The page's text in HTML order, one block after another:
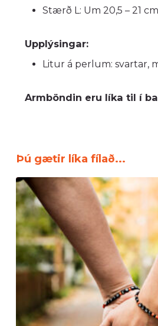
Stærð L: Um 20,5 – 21 cm
Upplýsingar:
Litur á perlum: svartar,
Armböndin eru líka til í
Þú gætir líka fílað...